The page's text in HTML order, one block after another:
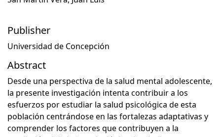
Publisher
Universidad de Concepción
Abstract
Desde una perspectiva de la salud mental adolescente,
la presente investigación intenta contribuir a los
esfuerzos por estudiar la salud psicológica de esta
población centrándose en las fortalezas adaptativas y
comprender los factores que contribuyen a la